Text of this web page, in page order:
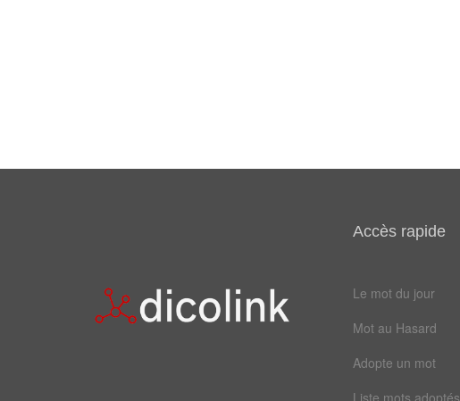
Accès rapide
Le mot du jour
Mot au Hasard
Adopte un mot